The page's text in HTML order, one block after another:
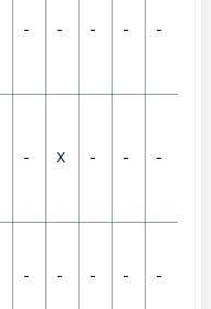
- - - - -
- X - - -
- - - - -